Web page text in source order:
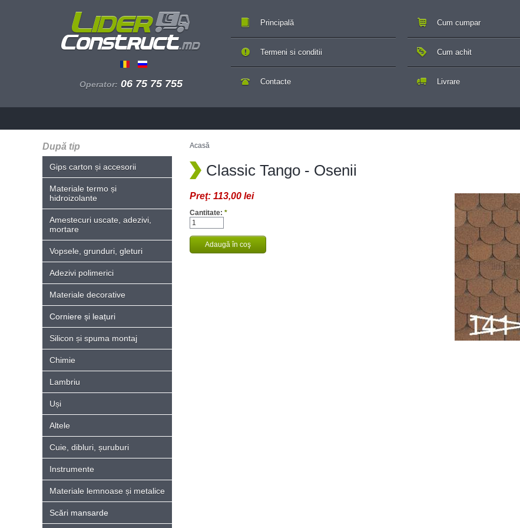
Operator: 06 75 75 755
Principală
Contacte
Cum cumpar
Cum achit
Livrare
Termeni si conditii
După tip
Gips carton și accesorii
Materiale termo și
hidroizolante
Amestecuri uscate, adezivi,
mortare
Vopsele, grunduri, gleturi
Adezivi polimerici
Materiale decorative
Corniere și leațuri
Silicon și spuma montaj
Chimie
Lambriu
Uși
Altele
Cuie, dibluri, șuruburi
Instrumente
Materiale lemnoase și metalice
Scări mansarde
Acasă
Classic Tango - Osenii
Preţ: 113,00 lei
Cantitate: *